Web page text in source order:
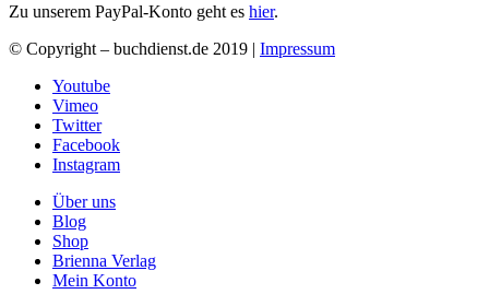
Zu unserem PayPal-Konto geht es hier.
© Copyright – buchdienst.de 2019 | Impressum
Youtube
Vimeo
Twitter
Facebook
Instagram
Über uns
Blog
Shop
Brienna Verlag
Mein Konto